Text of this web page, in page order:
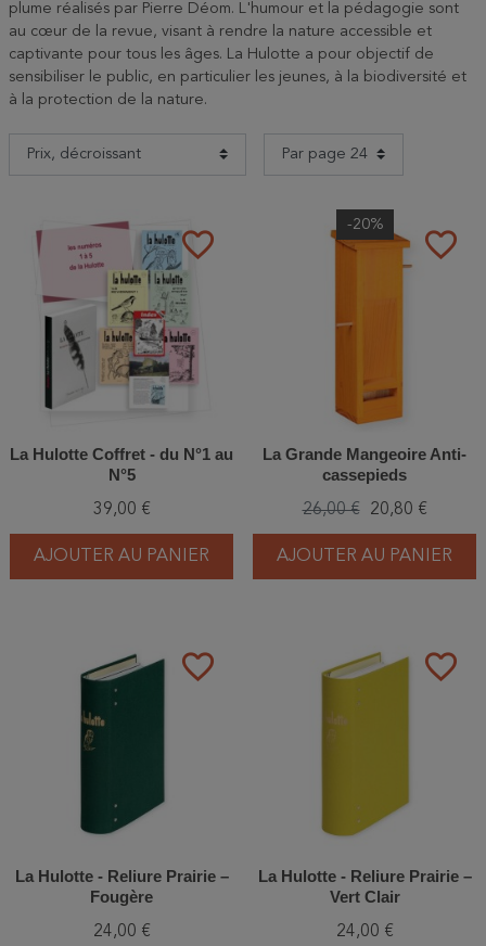
plume réalisés par Pierre Déom. L'humour et la pédagogie sont
au cœur de la revue, visant à rendre la nature accessible et
captivante pour tous les âges. La Hulotte a pour objectif de
sensibiliser le public, en particulier les jeunes, à la biodiversité et
à la protection de la nature.
favorite_border
La Hulotte Coffret - du N°1 au
N°5
39,00 €
AJOUTER AU PANIER
favorite_border
-20%
La Grande Mangeoire Anti-
cassepieds
26,00 € 20,80 €
AJOUTER AU PANIER
favorite_border
La Hulotte - Reliure Prairie –
Fougère
24,00 €
favorite_border
La Hulotte - Reliure Prairie –
Vert Clair
24,00 €